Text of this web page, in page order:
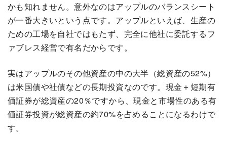
かも知れません。意外なのはアップルのバランスシート
が一番大きいという点です。アップルといえば、生産の
ための工場を自社ではもたず、完全に他社に委託するフ
ァブレス経営で有名だからです。
実はアップルのその他資産の中の大半（総資産の52%）
は米国債や社債などの長期投資なのです。現金＋短期有
価証券が総資産の20％ですから、現金と市場性のある有
価証券投資が総資産の約70%を占めることになるわけで
す。